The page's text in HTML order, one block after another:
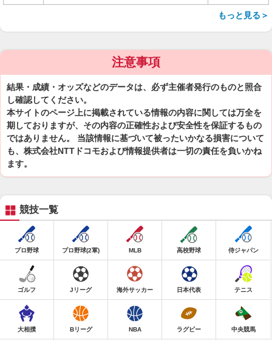
もっと見る＞
注意事項
結果・成績・オッズなどのデータは、必ず主催者発行のものと照合
し確認してください。
本サイトのページ上に掲載されている情報の内容に関しては万全を
期しておりますが、その内容の正確性および安全性を保証するもの
ではありません。 当該情報に基づいて被ったいかなる損害について
も、株式会社NTTドコモおよび情報提供者は一切の責任を負いかね
ます。
競技一覧
プロ野球 プロ野球(2軍) MLB 高校野球 侍ジャパン
ゴルフ Jリーグ 海外サッカー 日本代表 テニス
大相撲 Bリーグ NBA ラグビー 中央競馬